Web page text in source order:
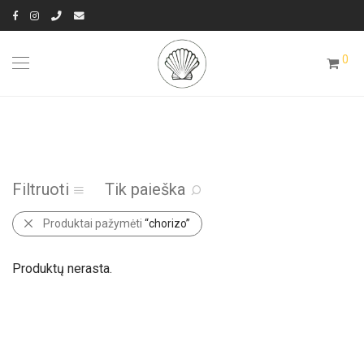
0
Filtruoti Tik paieška
Produktai pažymėti “chorizo”
Produktų nerasta.